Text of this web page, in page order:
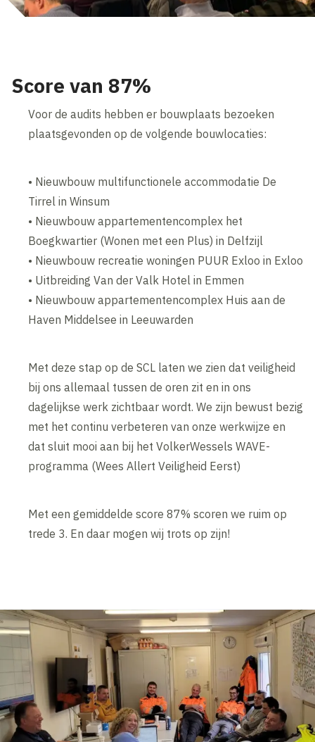
Score van 87%
Voor de audits hebben er bouwplaats bezoeken
plaatsgevonden op de volgende bouwlocaties:
• Nieuwbouw multifunctionele accommodatie De
Tirrel in Winsum
• Nieuwbouw appartementencomplex het
Boegkwartier (Wonen met een Plus) in Delfzijl
• Nieuwbouw recreatie woningen PUUR Exloo in Exloo
• Uitbreiding Van der Valk Hotel in Emmen
• Nieuwbouw appartementencomplex Huis aan de
Haven Middelsee in Leeuwarden
Met deze stap op de SCL laten we zien dat veiligheid
bij ons allemaal tussen de oren zit en in ons
dagelijkse werk zichtbaar wordt. We zijn bewust bezig
met het continu verbeteren van onze werkwijze en
dat sluit mooi aan bij het VolkerWessels WAVE-
programma (Wees Allert Veiligheid Eerst)
Met een gemiddelde score 87% scoren we ruim op
trede 3. En daar mogen wij trots op zijn!